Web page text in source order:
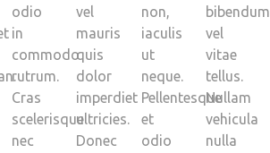
odio
in
commodo
rutrum.
Cras
scelerisque
nec
vel
mauris
quis
dolor
imperdiet
ultricies.
Donec
non,
iaculis
ut
neque.
Pellentesque
et
odio
bibendum
vel
vitae
tellus.
Nullam
vehicula
nulla